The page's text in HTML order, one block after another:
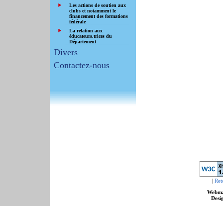
Les actions de soutien aux
clubs et notamment le
financement des formations
fédérale
La relation aux
éducateurs.trices du
Département
Divers
Contactez-nous
|